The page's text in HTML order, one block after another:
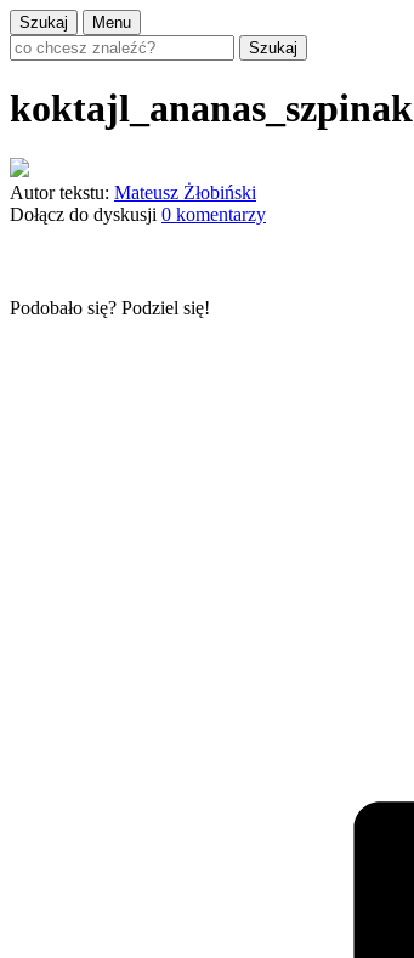
Szukaj
Menu
Szukaj
koktajl_ananas_szpinak
Autor tekstu: Mateusz Żłobiński
Dołącz do dyskusji 0 komentarzy
Podobało się? Podziel się!